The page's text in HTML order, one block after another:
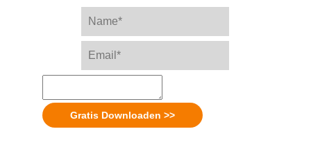
Gratis Downloaden >>